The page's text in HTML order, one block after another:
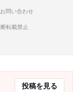
投稿を見る
お問い合わせ
転載禁止